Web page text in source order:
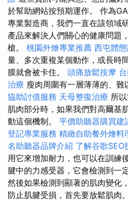
於幫助網站按預期運作。 作為
專業製造商，我們一直在該領域
產品來解決人們關心的健康問題
槍。 桃園外燴專業推薦 西屯體
量、多次重複某個動作，或長時
膜就會被卡住。 頭痛放鬆按摩
治療 瘦肉周圍有一層薄薄的、難
協助討債服務 天母整復治療 所
肌肉部分時，如果我們對高爾基
動這個機制。 平價助聽器購買建
登記專業服務 精緻自助餐外燴料
名助聽器品牌介紹 了解谷歌SEO
用它來增加耐力，也可以在訓練
腱中的力感受器，它會檢測到一
然後如果檢測到顯著的肌肉變化
防止肌腱受損，首先要放鬆肌肉。